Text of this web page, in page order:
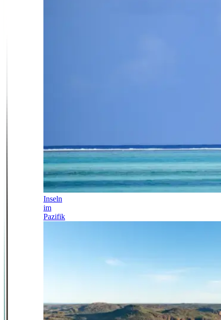
Inseln
im
Pazifik